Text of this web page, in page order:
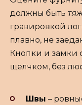
должны быть
гравировкой
плавно, не
Кнопки и замки
щелчком, без
Швы –